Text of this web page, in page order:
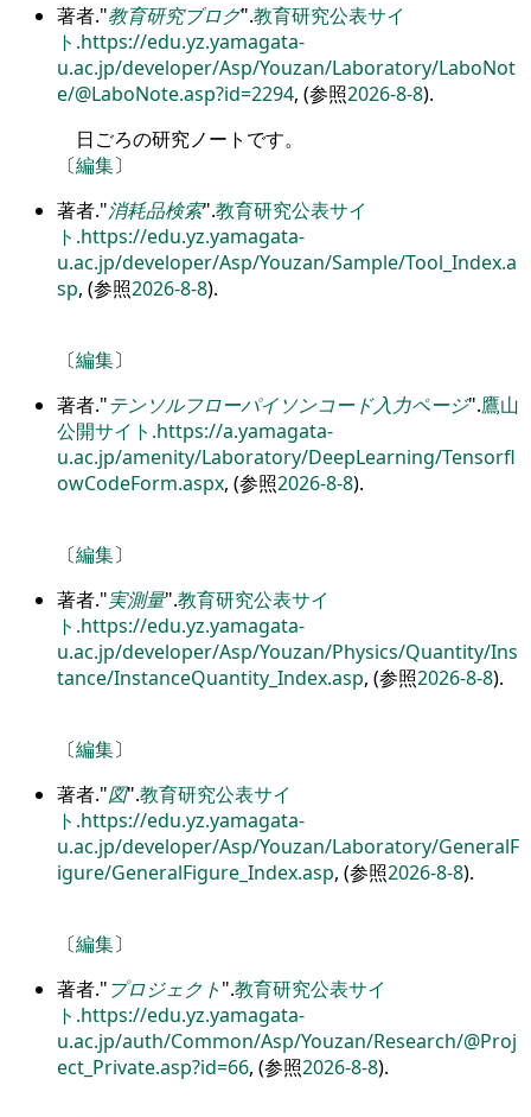
著者. 教育研究ブログ .教育研究公表サイ
ト.https://edu.yz.yamagata-
u.ac.jp/developer/Asp/Youzan/Laboratory/LaboNot
e/@LaboNote.asp?id=2294, (参照2026-8-8).
日ごろの研究ノートです。
〔編集〕
著者. 消耗品検索 .教育研究公表サイ
ト.https://edu.yz.yamagata-
u.ac.jp/developer/Asp/Youzan/Sample/Tool_Index.a
sp, (参照2026-8-8).
〔編集〕
著者. テンソルフローパイソンコード入力ページ .鷹山
公開サイト.https://a.yamagata-
u.ac.jp/amenity/Laboratory/DeepLearning/Tensorfl
owCodeForm.aspx, (参照2026-8-8).
〔編集〕
著者. 実測量 .教育研究公表サイ
ト.https://edu.yz.yamagata-
u.ac.jp/developer/Asp/Youzan/Physics/Quantity/Ins
tance/InstanceQuantity_Index.asp, (参照2026-8-8).
〔編集〕
著者. 図 .教育研究公表サイ
ト.https://edu.yz.yamagata-
u.ac.jp/developer/Asp/Youzan/Laboratory/GeneralF
igure/GeneralFigure_Index.asp, (参照2026-8-8).
〔編集〕
著者. プロジェクト .教育研究公表サイ
ト.https://edu.yz.yamagata-
u.ac.jp/auth/Common/Asp/Youzan/Research/@Proj
ect_Private.asp?id=66, (参照2026-8-8).